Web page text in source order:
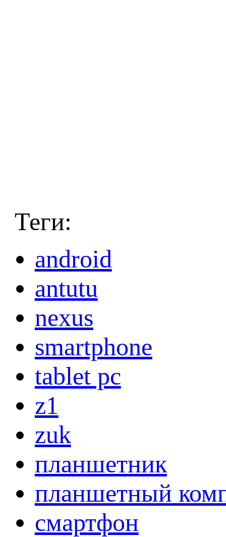
Теги:
android
antutu
nexus
smartphone
tablet pc
z1
zuk
планшетник
планшетный
смартфон